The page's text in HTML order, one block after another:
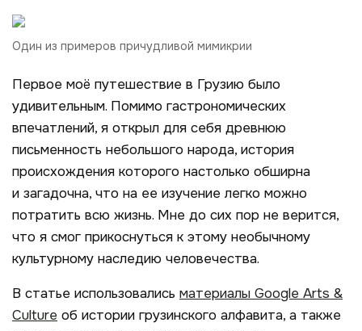
Один из примеров причудливой мимикрии
Первое моё путешествие в Грузию было
удивительным. Помимо гастрономических
впечатлений, я открыл для себя древнюю
письменность небольшого народа, история
происхождения которого настолько обширна
и загадочна, что на ее изучение легко можно
потратить всю жизнь. Мне до сих пор не верится,
что я смог прикоснуться к этому необычному
культурному наследию человечества.
В статье использовались материалы Google Arts &
Culture об истории грузинского алфавита, а также